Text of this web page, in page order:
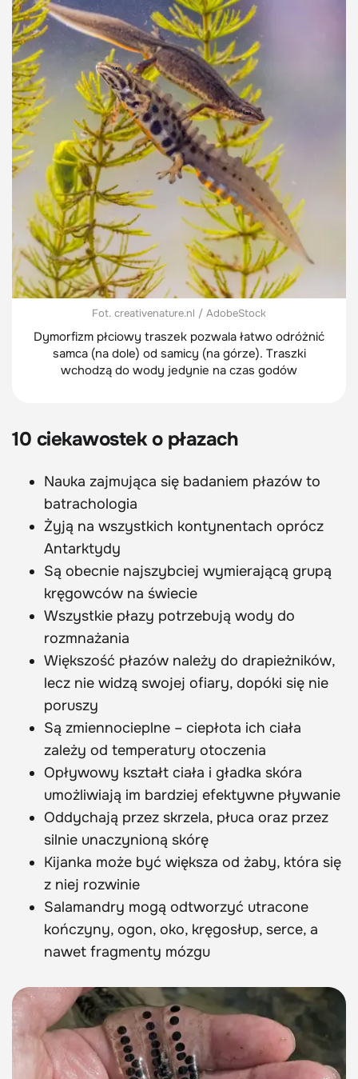
Fot. creativenature.nl / AdobeStock
Dymorfizm płciowy traszek pozwala łatwo odróżnić
samca (na dole) od samicy (na górze). Traszki
wchodzą do wody jedynie na czas godów
10 ciekawostek o płazach
Nauka zajmująca się badaniem płazów to
batrachologia
Żyją na wszystkich kontynentach oprócz
Antarktydy
Są obecnie najszybciej wymierającą grupą
kręgowców na świecie
Wszystkie płazy potrzebują wody do
rozmnażania
Większość płazów należy do drapieżników,
lecz nie widzą swojej ofiary, dopóki się nie
poruszy
Są zmiennocieplne – ciepłota ich ciała
zależy od temperatury otoczenia
Opływowy kształt ciała i gładka skóra
umożliwiają im bardziej efektywne pływanie
Oddychają przez skrzela, płuca oraz przez
silnie unaczynioną skórę
Kijanka może być większa od żaby, która się
z niej rozwinie
Salamandry mogą odtworzyć utracone
kończyny, ogon, oko, kręgosłup, serce, a
nawet fragmenty mózgu